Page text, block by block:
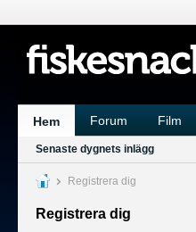
Hem Forum Film
Senaste dygnets inlägg
Registrera dig
Registrera dig